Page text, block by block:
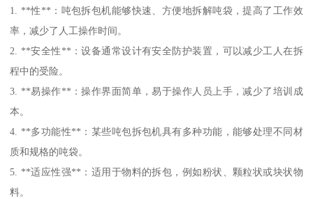
1. **性**：吨包拆包机能够快速、方便地拆解吨袋，提高了工作效
率，减少了人工操作时间。
2. **安全性**：设备通常设计有安全防护装置，可以减少工人在拆
程中的受险。
3. **易操作**：操作界面简单，易于操作人员上手，减少了培训成
本。
4. **多功能性**：某些吨包拆包机具有多种功能，能够处理不同材
质和规格的吨袋。
5. **适应性强**：适用于物料的拆包，例如粉状、颗粒状或块状物
料。